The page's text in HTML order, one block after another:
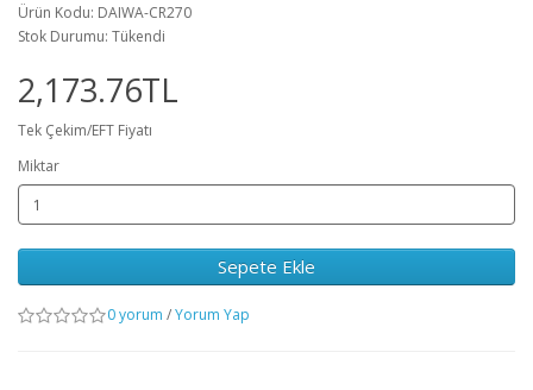
Ürün Kodu: DAIWA-CR270
Stok Durumu: Tükendi
2,173.76TL
Tek Çekim/EFT Fiyatı
Miktar
Sepete Ekle
0 yorum /Yorum Yap